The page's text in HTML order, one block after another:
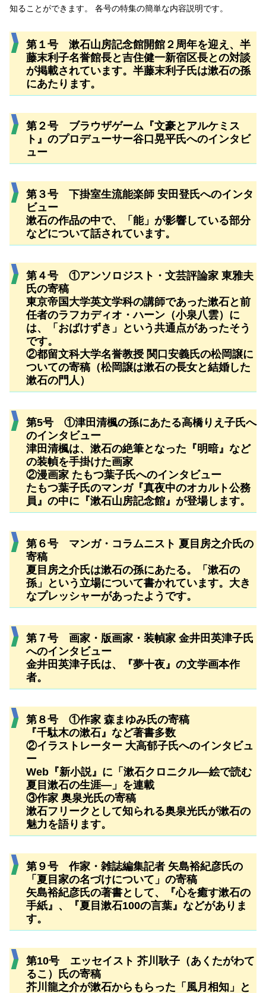
知ることができます。 各号の特集の簡単な内容説明です。
第１号 漱石山房記念館開館２周年を迎え、半
藤末利子名誉館長と吉住健一新宿区長との対談
が掲載されています。半藤末利子氏は漱石の孫
にあたります。
第２号 ブラウザゲーム『文豪とアルケミス
ト』のプロデューサー谷口晃平氏へのインタビ
ュー
第３号 下掛室生流能楽師 安田登氏へのインタ
ビュー
漱石の作品の中で、「能」が影響している部分
などについて話されています。
第４号 ①アンソロジスト・文芸評論家 東雅夫
氏の寄稿
東京帝国大学英文学科の講師であった漱石と前
任者のラフカディオ・ハーン（小泉八雲）に
は、「おばけずき」という共通点があったそう
です。
②都留文科大学名誉教授 関口安義氏の松岡譲に
ついての寄稿（松岡譲は漱石の長女と結婚した
漱石の門人）
第5号 ①津田清楓の孫にあたる高橋りえ子氏へ
のインタビュー
津田清楓は、漱石の絶筆となった『明暗』など
の装幀を手掛けた画家
②漫画家 たもつ葉子氏へのインタビュー
たもつ葉子氏のマンガ『真夜中のオカルト公務
員』の中に『漱石山房記念館』が登場します。
第６号 マンガ・コラムニスト 夏目房之介氏の
寄稿
夏目房之介氏は漱石の孫にあたる。「漱石の
孫」という立場について書かれています。大き
なプレッシャーがあったようです。
第７号 画家・版画家・装幀家 金井田英津子氏
へのインタビュー
金井田英津子氏は、『夢十夜』の文学画本作
者。
第８号 ①作家 森まゆみ氏の寄稿
『千駄木の漱石』など著書多数
②イラストレーター 大高郁子氏へのインタビュ
ー
Web『新小説』に「漱石クロニクル―絵で読む
夏目漱石の生涯―」を連載
③作家 奥泉光氏の寄稿
漱石フリークとして知られる奥泉光氏が漱石の
魅力を語ります。
第９号 作家・雑誌編集記者 矢島裕紀彦氏の
「夏目家の名づけについて」の寄稿
矢島裕紀彦氏の著書として、『心を癒す漱石の
手紙』、『夏目漱石100の言葉』などがありま
す。
第10号 エッセイスト 芥川耿子（あくたがわて
るこ）氏の寄稿
芥川龍之介が漱石からもらった「風月相知」と